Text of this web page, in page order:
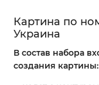
Картина по
Украина
В состав набора
создания картины: